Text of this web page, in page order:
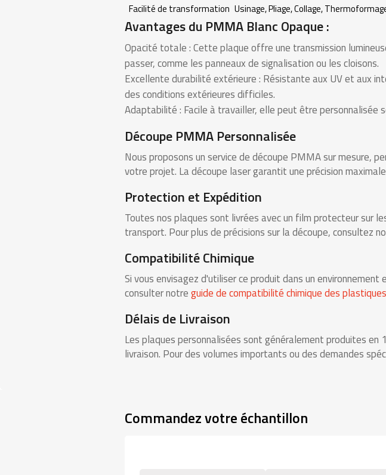
Facilité de transformation Usinage, Pliage, Collage,
Avantages du PMMA Blanc Opaque :
Opacité totale : Cette plaque offre une transmission
passer, comme les panneaux de signalisation ou les cloisons.
Excellente durabilité extérieure : Résistante aux UV et aux
des conditions extérieures difficiles.
Adaptabilité : Facile à travailler, elle peut être personnalisée
Découpe PMMA Personnalisée
Nous proposons un service de découpe PMMA sur mesure,
votre projet. La découpe laser garantit une précision
Protection et Expédition
Toutes nos plaques sont livrées avec un film protecteur sur
transport. Pour plus de précisions sur la découpe, consultez
Compatibilité Chimique
Si vous envisagez d'utiliser ce produit dans un
consulter notreguide de compatibilité chimique des plastiques
Délais de Livraison
Les plaques personnalisées sont généralement produites
livraison. Pour des volumes importants ou des demandes
Commandez votre échantillon